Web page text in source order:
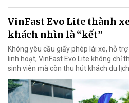
VinFast Evo Lite thành
khách nhìn là “kết”
Không yêu cầu giấy phép lái xe, hỗ
linh hoạt, VinFast Evo Lite không chỉ
sinh viên mà còn thu hút khách du